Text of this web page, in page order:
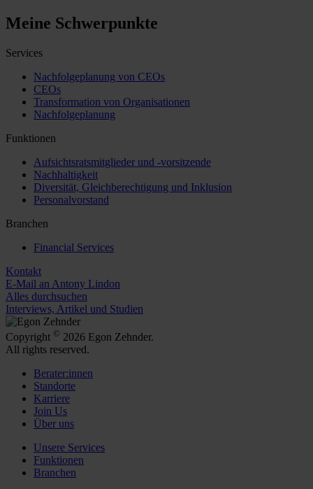
Meine Schwerpunkte
Services
Nachfolgeplanung von CEOs
CEOs
Transformation von Organisationen
Nachfolgeplanung
Funktionen
Aufsichtsratsmitglieder und -vorsitzende
Nachhaltigkeit
Diversität, Gleichberechtigung und Inklusion
Personalvorstand
Branchen
Financial Services
Kontakt
E-Mail an Antony Lindon
Alles durchsuchen
Interviews, Artikel und Studien
Copyright © 2026 Egon Zehnder.
All rights reserved.
Berater:innen
Standorte
Karriere
Join Us
Über uns
Unsere Services
Funktionen
Branchen